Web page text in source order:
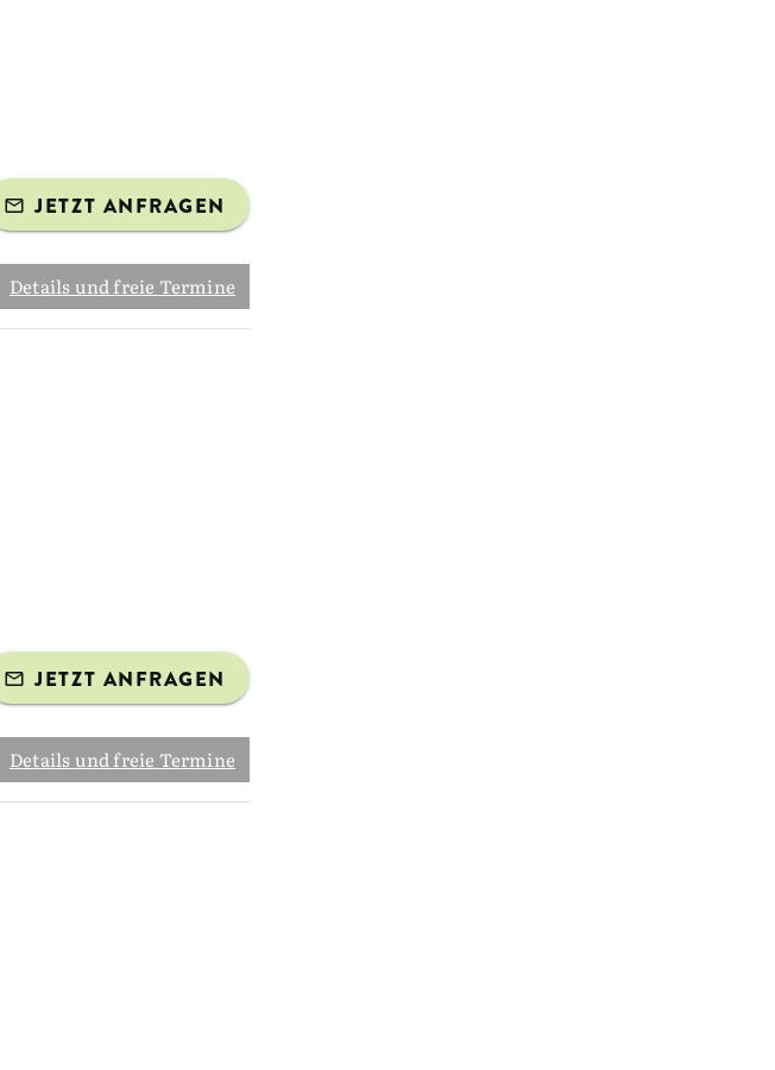
JETZT ANFRAGEN
Details und freie Termine
JETZT ANFRAGEN
Details und freie Termine